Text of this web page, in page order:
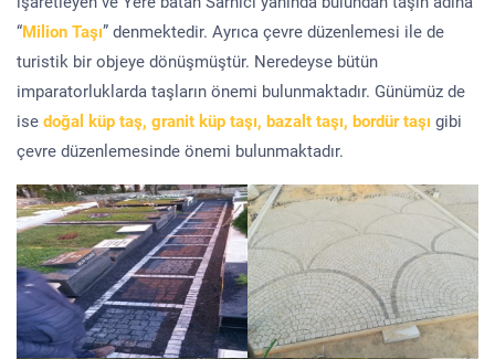
“Milion Taşı” denmektedir. Ayrıca çevre düzenlemesi ile de
turistik bir objeye dönüşmüştür. Neredeyse bütün
imparatorluklarda taşların önemi bulunmaktadır. Günümüz de
ise doğal küp taş, granit küp taşı, bazalt taşı, bordür taşı gibi
çevre düzenlemesinde önemi bulunmaktadır.